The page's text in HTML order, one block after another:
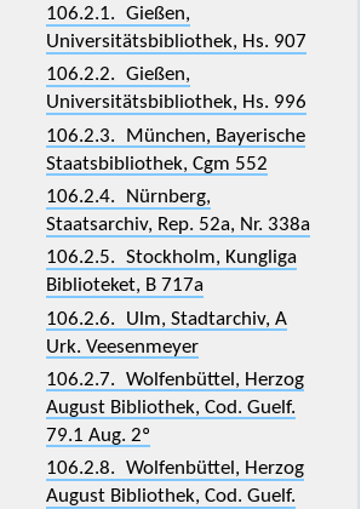
106.2.1. Gießen,
Universitätsbibliothek, Hs. 907
106.2.2. Gießen,
Universitätsbibliothek, Hs. 996
106.2.3. München, Bayerische
Staatsbibliothek, Cgm 552
106.2.4. Nürnberg,
Staatsarchiv, Rep. 52a, Nr. 338a
106.2.5. Stockholm, Kungliga
Biblioteket, B 717a
106.2.6. Ulm, Stadtarchiv, A
Urk. Veesenmeyer
106.2.7. Wolfenbüttel, Herzog
August Bibliothek, Cod. Guelf.
79.1 Aug. 2º
106.2.8. Wolfenbüttel, Herzog
August Bibliothek, Cod. Guelf.